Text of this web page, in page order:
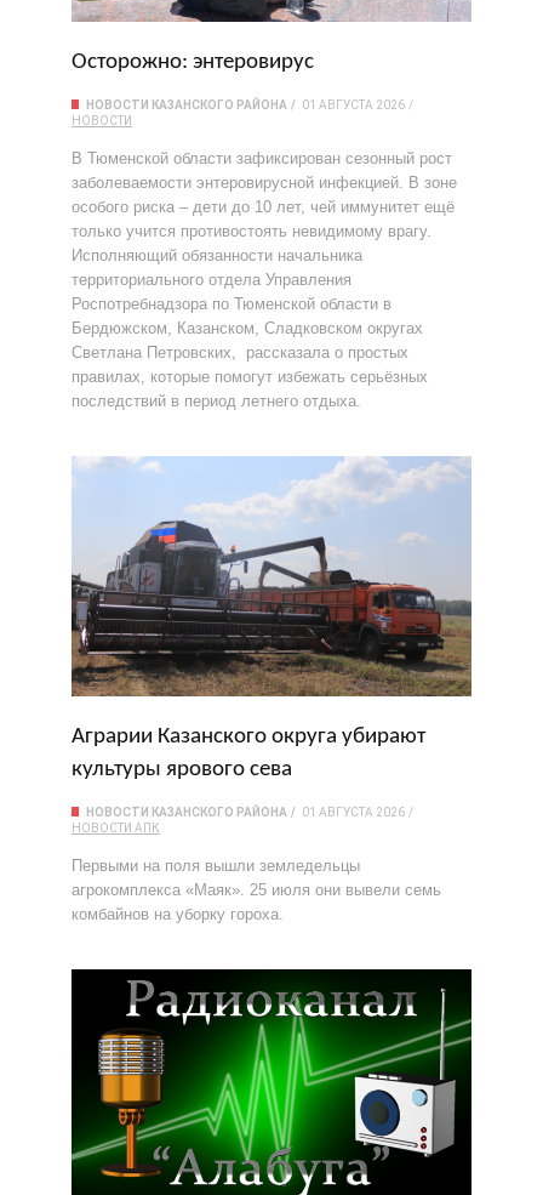
Осторожно: энтеровирус
НОВОСТИ КАЗАНСКОГО РАЙОНА
01 АВГУСТА 2026
НОВОСТИ
В Тюменской области зафиксирован сезонный рост
заболеваемости энтеровирусной инфекцией. В зоне
особого риска – дети до 10 лет, чей иммунитет ещё
только учится противостоять невидимому врагу.
Исполняющий обязанности начальника
территориального отдела Управления
Роспотребнадзора по Тюменской области в
Бердюжском, Казанском, Сладковском округах
Светлана Петровских, рассказала о простых
правилах, которые помогут избежать серьёзных
последствий в период летнего отдыха.
Аграрии Казанского округа убирают
культуры ярового сева
НОВОСТИ КАЗАНСКОГО РАЙОНА
01 АВГУСТА 2026
НОВОСТИ АПК
Первыми на поля вышли земледельцы
агрокомплекса «Маяк». 25 июля они вывели семь
комбайнов на уборку гороха.